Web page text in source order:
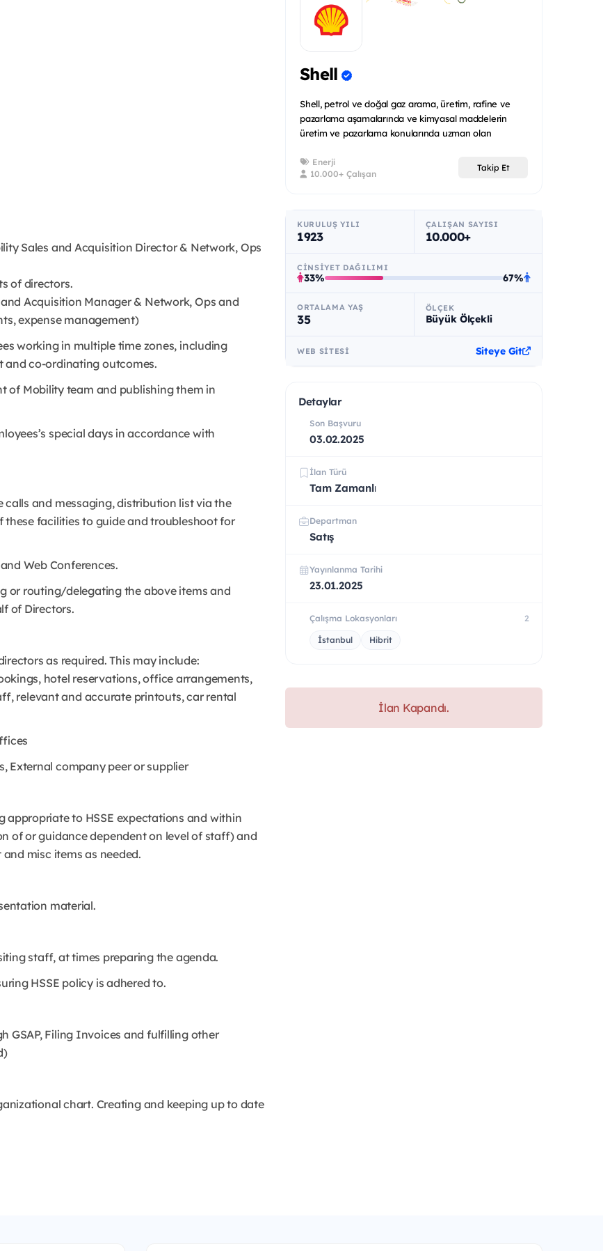
Sales and Acquisition Director & Network, Ops
of directors.
Acquisition Manager & Network, Ops and
expense management)
working in multiple time zones, including
and co-ordinating outcomes.
of Mobility team and publishing them in
special days in accordance with
and messaging, distribution list via the
facilities to guide and troubleshoot for
Web Conferences.
or routing/delegating the above items and
of Directors.
as required. This may include:
hotel reservations, office arrangements,
relevant and accurate printouts, car rental
External company peer or supplier
appropriate to HSSE expectations and within
of or guidance dependent on level of staff) and
misc items as needed.
material.
staff, at times preparing the agenda.
HSSE policy is adhered to.
GSAP, Filing Invoices and fulfilling other
chart. Creating and keeping up to date
Shell
Shell, petrol ve doğal gaz arama, üretim, rafine ve
pazarlama aşamalarında ve kimyasal maddelerin
üretim ve pazarlama konularında uzman olan
Enerji
10.000+ Çalışan
Takip Et
KURULUŞ YILI
1923
ÇALIŞAN SAYISI
10.000+
CINSIYET DAĞILIMI
33% 67%
ORTALAMA YAŞ
35
ÖLÇEK
Büyük Ölçekli
WEB SITESI Siteye Git
Detaylar
Son Başvuru
03.02.2025
İlan Türü
Tam Zamanlı
Departman
Satış
Yayınlanma Tarihi
23.01.2025
Çalışma Lokasyonları 2
İstanbul Hibrit
İlan Kapandı.